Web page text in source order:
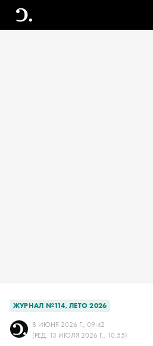
ЖУРНАЛ №114, ЛЕТО 2026
8 ИЮНЯ 2026 Г., 09:42
(РЕД. 13 ИЮЛЯ 2026 Г., 10:55)